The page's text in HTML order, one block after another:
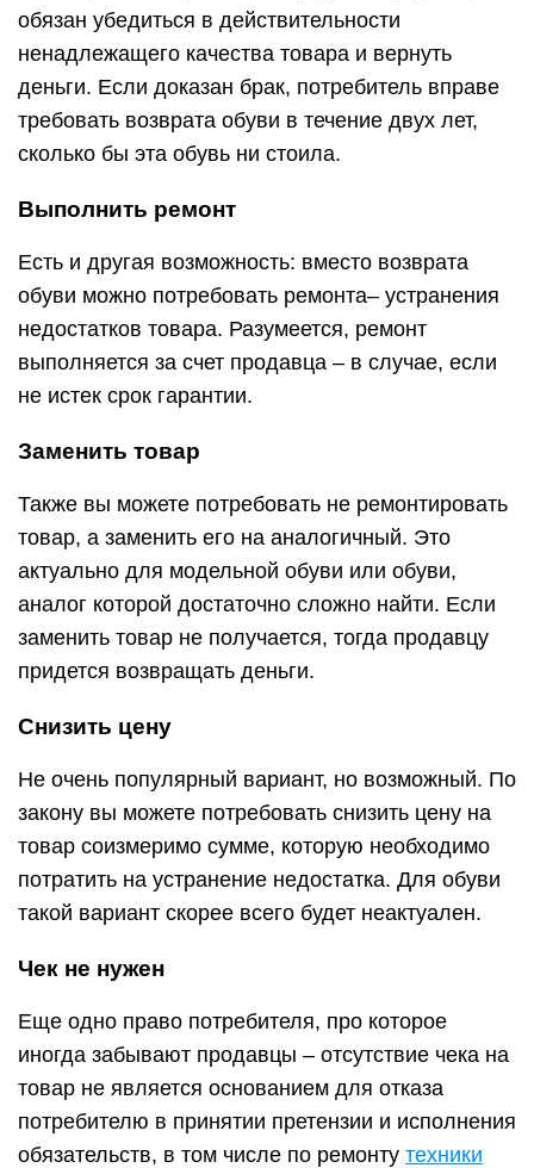
обязан убедиться в действительности
ненадлежащего качества товара и вернуть
деньги. Если доказан брак, потребитель вправе
требовать возврата обуви в течение двух лет,
сколько бы эта обувь ни стоила.
Выполнить ремонт
Есть и другая возможность: вместо возврата
обуви можно потребовать ремонта– устранения
недостатков товара. Разумеется, ремонт
выполняется за счет продавца – в случае, если
не истек срок гарантии.
Заменить товар
Также вы можете потребовать не ремонтировать
товар, а заменить его на аналогичный. Это
актуально для модельной обуви или обуви,
аналог которой достаточно сложно найти. Если
заменить товар не получается, тогда продавцу
придется возвращать деньги.
Снизить цену
Не очень популярный вариант, но возможный. По
закону вы можете потребовать снизить цену на
товар соизмеримо сумме, которую необходимо
потратить на устранение недостатка. Для обуви
такой вариант скорее всего будет неактуален.
Чек не нужен
Еще одно право потребителя, про которое
иногда забывают продавцы – отсутствие чека на
товар не является основанием для отказа
потребителю в принятии претензии и исполнения
обязательств, в том числе по ремонту техники